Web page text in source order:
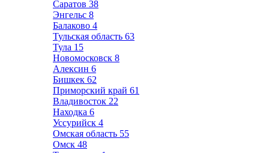
Саратов 38
Энгельс 8
Балаково 4
Тульская область 63
Тула 15
Новомосковск 8
Алексин 6
Бишкек 62
Приморский край 61
Владивосток 22
Находка 6
Уссурийск 4
Омская область 55
Омск 48